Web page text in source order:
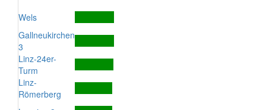
Wels
Gallneukirchen
3
Linz-24er-
Turm
Linz-
Römerberg